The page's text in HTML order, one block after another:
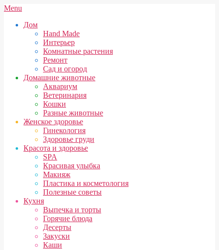
Skip
content
Secondary
Menu
Menu
Дом
Hand Made
Интерьер
Комнатные растения
Ремонт
Сад и огород
Домашние животные
Аквариум
Ветеринария
Кошки
Разные животные
Женское здоровье
Гинекология
Здоровье груди
Красота и здоровье
SPA
Красивая улыбка
Макияж
Пластика и косметология
Полезные советы
Кухня
Выпечка и торты
Горячие блюда
Десерты
Закуски
Каши